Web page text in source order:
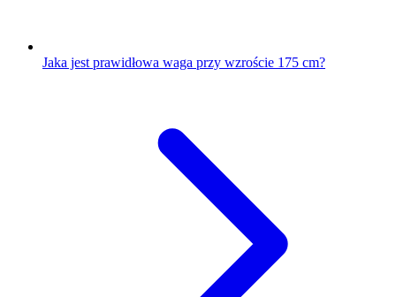
Jaka jest prawidłowa waga przy wzroście 175 cm?